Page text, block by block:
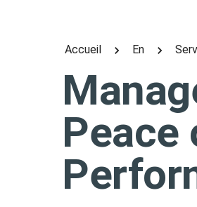
Accueil En
Peace